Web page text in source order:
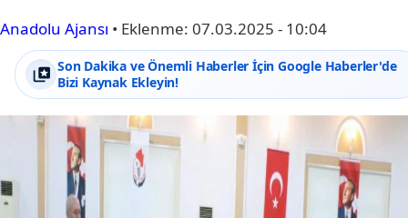
Anadolu Ajansı • Eklenme: 07.03.2025 - 10:04
Son Dakika ve Önemli Haberler İçin Google Haberler'de
Bizi Kaynak Ekleyin!